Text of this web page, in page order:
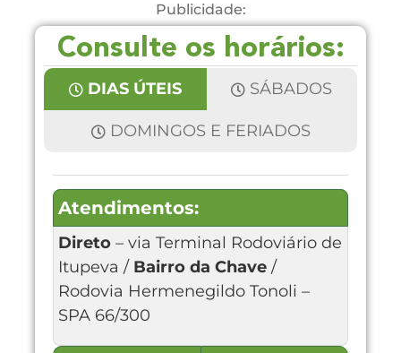
Publicidade:
Consulte os horários:
DIAS ÚTEIS SÁBADOS
DOMINGOS E FERIADOS
Atendimentos:
Direto – via Terminal Rodoviário de
Itupeva / Bairro da Chave /
Rodovia Hermenegildo Tonoli –
SPA 66/300